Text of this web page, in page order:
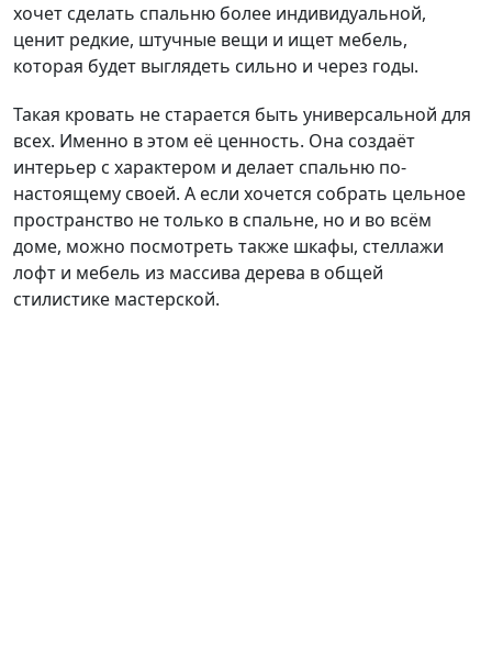
хочет сделать спальню более индивидуальной,
ценит редкие, штучные вещи и ищет мебель,
которая будет выглядеть сильно и через годы.
Такая кровать не старается быть универсальной для
всех. Именно в этом её ценность. Она создаёт
интерьер с характером и делает спальню по-
настоящему своей. А если хочется собрать цельное
пространство не только в спальне, но и во всём
доме, можно посмотреть также шкафы, стеллажи
лофт и мебель из массива дерева в общей
стилистике мастерской.